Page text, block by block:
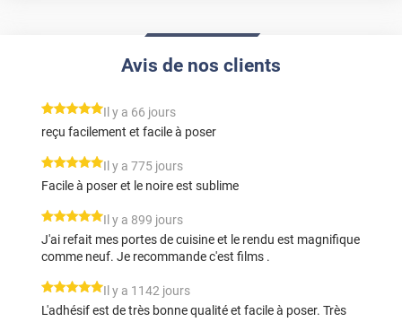
Avis de nos clients
*****
Il y a 66 jours
reçu facilement et facile à poser
*****
Il y a 775 jours
Facile à poser et le noire est sublime
*****
Il y a 899 jours
J'ai refait mes portes de cuisine et le rendu est magnifique
comme neuf. Je recommande c'est films .
*****
Il y a 1142 jours
L'adhésif est de très bonne qualité et facile à poser. Très